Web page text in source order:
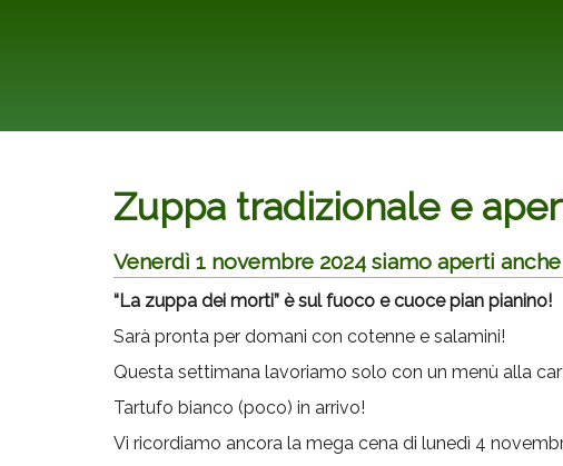
Zuppa tradizionale e
Venerdì 1 novembre 2024 siamo aperti
“La zuppa dei morti” è sul fuoco e cuoce pian pianino!
Sarà pronta per domani con cotenne e salamini!
Questa settimana lavoriamo solo con un menù alla
Tartufo bianco (poco) in arrivo!
Vi ricordiamo ancora la mega cena di lunedì 4